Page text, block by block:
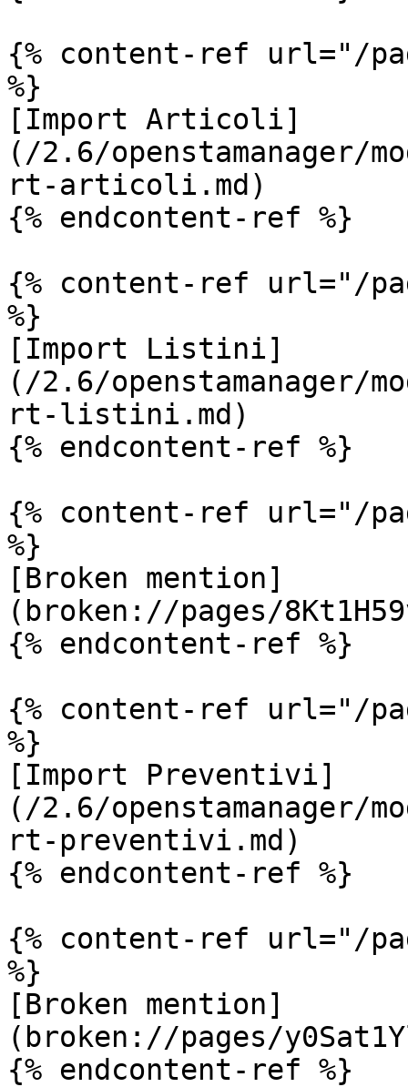
{% content-ref url="/
%}
[Import Articoli]
(/2.6/openstamanager/
rt-articoli.md)
{% endcontent-ref %}
{% content-ref url="/
%}
[Import Listini]
(/2.6/openstamanager/
rt-listini.md)
{% endcontent-ref %}
{% content-ref url="/
%}
[Broken mention]
(broken://pages/
{% endcontent-ref %}
{% content-ref url="/
%}
[Import Preventivi]
(/2.6/openstamanager/
rt-preventivi.md)
{% endcontent-ref %}
{% content-ref url="/
%}
[Broken mention]
(broken://pages/
{% endcontent-ref %}